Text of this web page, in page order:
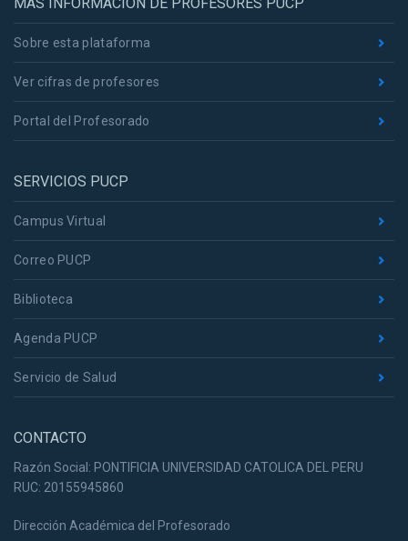
MÁS INFORMACIÓN DE PROFESORES PUCP
Sobre esta plataforma
Ver cifras de profesores
Portal del Profesorado
SERVICIOS PUCP
Campus Virtual
Correo PUCP
Biblioteca
Agenda PUCP
Servicio de Salud
CONTACTO
Razón Social: PONTIFICIA UNIVERSIDAD CATOLICA DEL PERU
RUC: 20155945860
Dirección Académica del Profesorado